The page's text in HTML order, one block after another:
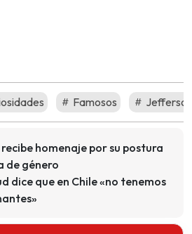
Famosos
homenaje por su postura
de género
dice que en Chile «no tenemos